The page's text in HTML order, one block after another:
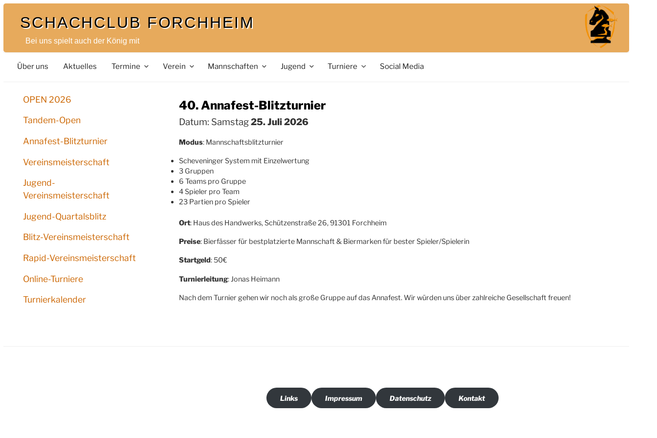
SCHACHCLUB FORCHHEIM
Bei uns spielt auch der König mit
Über uns Aktuelles Termine Verein Mannschaften Jugend Turniere Social Media
OPEN 2026
Tandem-Open
Annafest-Blitzturnier
Vereinsmeisterschaft
Jugend-
Vereinsmeisterschaft
Jugend-Quartalsblitz
Blitz-Vereinsmeisterschaft
Rapid-Vereinsmeisterschaft
Online-Turniere
Turnierkalender
40. Annafest-Blitzturnier
Datum: Samstag25. Juli 2026
Modus: Mannschaftsblitzturnier
Scheveninger System mit Einzelwertung
3 Gruppen
6 Teams pro Gruppe
4 Spieler pro Team
23 Partien pro Spieler
Ort: Haus des Handwerks, Schützenstraße 26, 91301 Forchheim
Preise: Bierfässer für bestplatzierte Mannschaft & Biermarken für bester Spieler/Spielerin
Startgeld: 50€
Turnierleitung: Jonas Heimann
Nach dem Turnier gehen wir noch als große Gruppe auf das Annafest. Wir würden uns über zahlreiche Gesellschaft freuen!
Links Impressum Datenschutz Kontakt